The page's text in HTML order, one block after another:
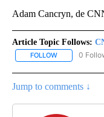
Adam Cancryn, de
Article Topic Follows:
FOLLOW FOLLOW
0
Jump to comments ↓